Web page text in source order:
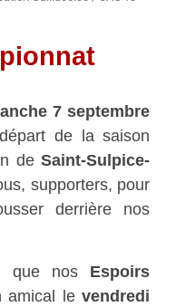
7 septembre
de la saison
deSaint-Sulpice-
supporters, pour
derrière nos
que nos Espoirs
amical levendredi